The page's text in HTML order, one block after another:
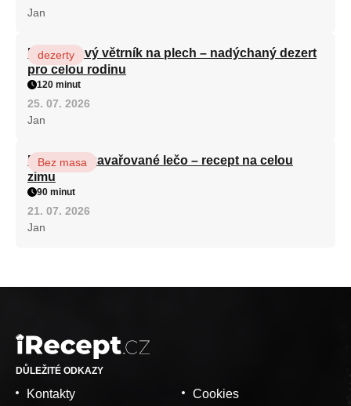
Jan
Karamelový větrník na plech – nadýchaný dezert
pro celou rodinu
dezerty
120 minut
25. 07. 2026
Jan
Babiččino zavařované lečo – recept na celou
zimu
Bez masa
90 minut
21. 07. 2026
Jan
DŮLEŽITÉ ODKAZY
Kontakty
Cookies